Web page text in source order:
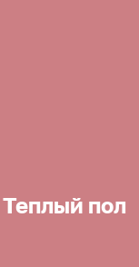
Теплый пол